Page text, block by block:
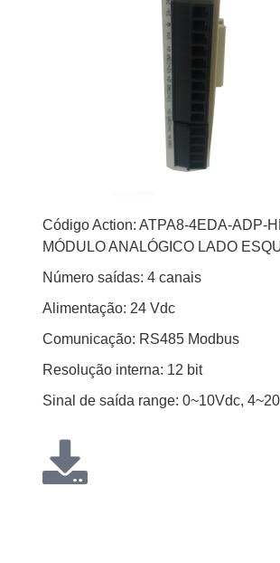
Código Action: ATPA8-4EDA-ADP-
MÓDULO ANALÓGICO LADO
Número saídas: 4 canais
Alimentação: 24 Vdc
Comunicação: RS485 Modbus
Resolução interna: 12 bit
Sinal de saída range: 0~10Vdc,